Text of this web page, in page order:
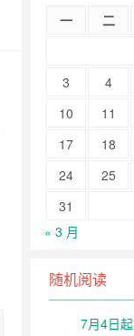
一 二
3
4
10
11
17
18
24
25
31
« 3 月
随机阅读
7月4日